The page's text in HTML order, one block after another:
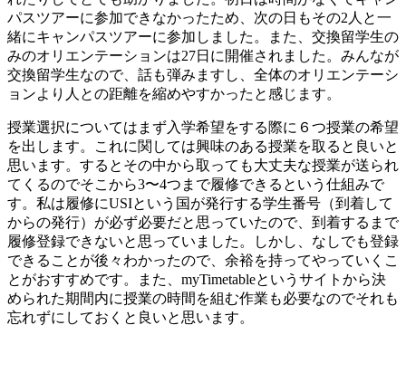
パスツアーに参加できなかったため、次の日もその2人と一
緒にキャンパスツアーに参加しました。また、交換留学生の
みのオリエンテーションは27日に開催されました。みんなが
交換留学生なので、話も弾みますし、全体のオリエンテーシ
ョンより人との距離を縮めやすかったと感じます。
授業選択についてはまず入学希望をする際に６つ授業の希望
を出します。これに関しては興味のある授業を取ると良いと
思います。するとその中から取っても大丈夫な授業が送られ
てくるのでそこから3〜4つまで履修できるという仕組みで
す。私は履修にUSIという国が発行する学生番号（到着して
からの発行）が必ず必要だと思っていたので、到着するまで
履修登録できないと思っていました。しかし、なしでも登録
できることが後々わかったので、余裕を持ってやっていくこ
とがおすすめです。また、myTimetableというサイトから決
められた期間内に授業の時間を組む作業も必要なのでそれも
忘れずにしておくと良いと思います。